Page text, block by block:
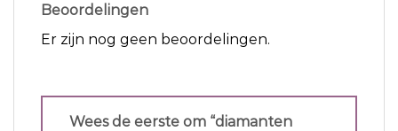
Beoordelingen
Er zijn nog geen beoordelingen.
Wees de eerste om “diamanten